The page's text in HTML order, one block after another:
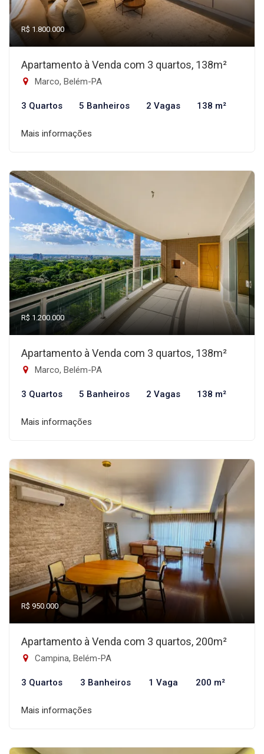
R$ 1.800.000
Apartamento à Venda com 3 quartos, 138m²
Marco, Belém-PA
3 Quartos 5 Banheiros 2 Vagas 138 m²
Mais informações
R$ 1.200.000
Apartamento à Venda com 3 quartos, 138m²
Marco, Belém-PA
3 Quartos 5 Banheiros 2 Vagas 138 m²
Mais informações
R$ 950.000
Apartamento à Venda com 3 quartos, 200m²
Campina, Belém-PA
3 Quartos 3 Banheiros 1 Vaga 200 m²
Mais informações